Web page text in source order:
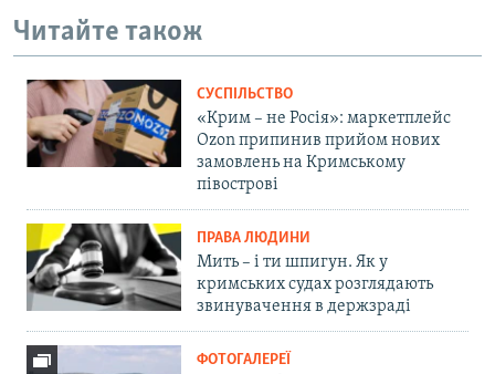
Читайте також
СУСПІЛЬСТВО
«Крим – не Росія»: маркетплейс
Ozon припинив прийом нових
замовлень на Кримському
півострові
ПРАВА ЛЮДИНИ
Мить – і ти шпигун. Як у
кримських судах розглядають
звинувачення в держзраді
ФОТОГАЛЕРЕЇ